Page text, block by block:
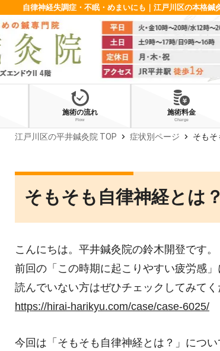
自律神経失調症・不眠・めまいにも｜江戸川区の本格鍼
施術の流れ
Flow
施術料金
Charge
江戸川区の平井鍼灸院 TOP chevron_right 症状別ページ chevron_right そもそ
そもそも自律神経とは？
こんにちは。平井鍼灸院の鈴木開登です。
前回の「この時期に起こりやすい疲労感
読んでいない方はぜひチェックしてみてく
https://hirai-harikyu.com/case/case-6025/
今回は「そもそも自律神経とは？」につい